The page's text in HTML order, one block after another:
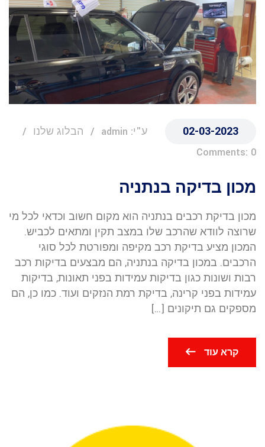
02-03-2023 ע"י: admin
הבלוג שלנו
Comments: 0
מכון בדיקה בנתניה
מכון בדיקת רכבים בנתניה הוא מקום חשוב וכדאי לכל מי
שרוצה לוודא שהרכב שלו במצב תקין ומתאים לכביש.
המכון מציע בדיקת רכב מקיפה ומפורטת לכל סוגי
הרכבים. במכון בדיקה בנתניה, הם מבצעים בדיקות רכב
רבות ושונות כגון בדיקות עמידות בפני תאונות, בדיקות
עמידות בפני קרינה, בדיקת רמת הנזקים ועוד. כמו כן, הם
מספקים גם תיקונים […]
קרא עוד